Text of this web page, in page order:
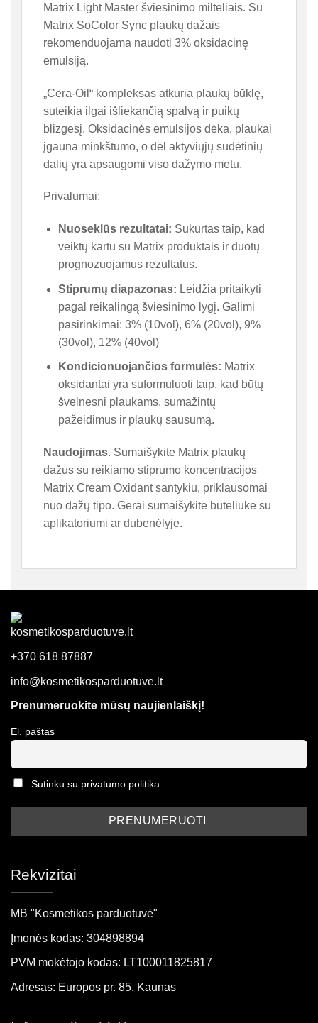
Matrix Light Master šviesinimo milteliais. Su
Matrix SoColor Sync plaukų dažais
rekomenduojama naudoti 3% oksidacinę
emulsiją.
„Cera-Oil“ kompleksas atkuria plaukų būklę,
suteikia ilgai išliekančią spalvą ir puikų
blizgesį. Oksidacinės emulsijos dėka, plaukai
įgauna minkštumo, o dėl aktyviųjų sudėtinių
dalių yra apsaugomi viso dažymo metu.
Privalumai:
Nuoseklūs rezultatai: Sukurtas taip, kad
veiktų kartu su Matrix produktais ir duotų
prognozuojamus rezultatus.
Stiprumų diapazonas: Leidžia pritaikyti
pagal reikalingą šviesinimo lygį. Galimi
pasirinkimai: 3% (10vol), 6% (20vol), 9%
(30vol), 12% (40vol)
Kondicionuojančios formulės: Matrix
oksidantai yra suformuluoti taip, kad būtų
švelnesni plaukams, sumažintų
pažeidimus ir plaukų sausumą.
Naudojimas. Sumaišykite Matrix plaukų
dažus su reikiamo stiprumo koncentracijos
Matrix Cream Oxidant santykiu, priklausomai
nuo dažų tipo. Gerai sumaišykite buteliuke su
aplikatoriumi ar dubenėlyje.
+370 618 87887
info@kosmetikosparduotuve.lt
Prenumeruokite mūsų naujienlaiškį!
El. paštas
Sutinku su privatumo politika
Rekvizitai
MB "Kosmetikos parduotuvė"
Įmonės kodas: 304898894
PVM mokėtojo kodas: LT100011825817
Adresas: Europos pr. 85, Kaunas